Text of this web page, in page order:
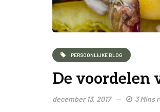
PERSOONLIJKE BLOG
De voordelen
december 13, 2017 3 Mins